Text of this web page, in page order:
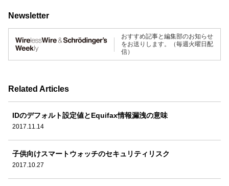
Newsletter
おすすめ記事と編集部のお知らせ
をお送りします。（毎週火曜日配
信）
Related Articles
IDのデフォルト設定値とEquifax情報漏洩の意味
2017.11.14
子供向けスマートウォッチのセキュリティリスク
2017.10.27